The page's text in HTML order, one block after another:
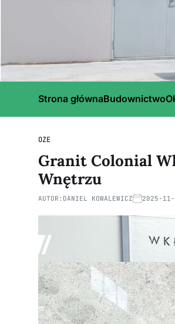
Strona głównaBudownictwo
OZE
Granit Colonial
Wnętrzu
AUTOR: DANIEL KOWALEWICZ 2025-